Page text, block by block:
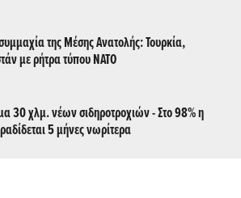
της Μέσης Ανατολής: Τουρκία,
με ρήτρα τύπου ΝΑΤΟ
30 χλμ. νέων σιδηροτροχιών - Στο 98% η
5 μήνες νωρίτερα